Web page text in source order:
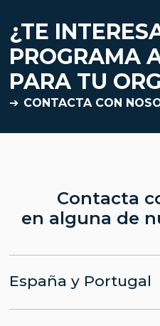
¿TE
PROGRAMA
PARA TU
CONTACTA CON
Contacta
en alguna de
España y Portugal
Madrid